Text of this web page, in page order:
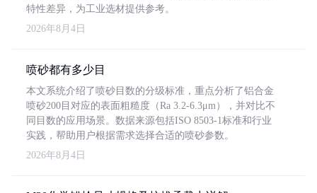
特性差异，为工业选材提供参考。
2026年8月4日
喷砂都有多少目
本文系统介绍了喷砂目数的分级标准，重点分析了铝合金
喷砂200目对应的表面粗糙度（Ra 3.2-6.3μm），并对比不
同目数的应用场景。数据来源包括ISO 8503-1标准和行业
实践，帮助用户根据需求选择合适的喷砂参数。
2026年8月4日